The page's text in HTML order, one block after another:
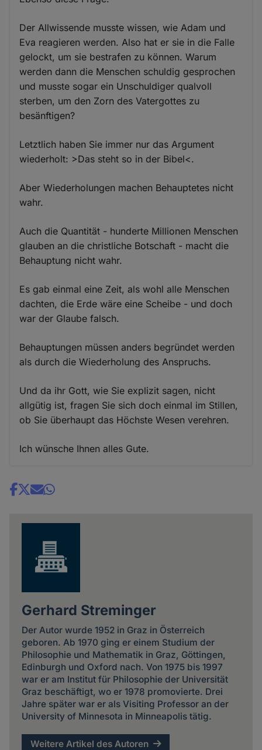
Der Allwissende musste wissen, wie Adam und
Eva reagieren werden. Also hat er sie in die Falle
gelockt, um sie bestrafen zu können. Warum
werden dann die Menschen schuldig gesprochen
und musste sogar ein Unschuldiger qualvoll
sterben, um den Zorn des Vatergottes zu
besänftigen?
Letztlich haben Sie immer nur das Argument
wiederholt: >Das steht so in der Bibel<.
Aber Wiederholungen machen Behauptetes nicht
wahr.
Auch die Quantität - hunderte Millionen Menschen
glauben an die christliche Botschaft - macht die
Behauptung nicht wahr.
Es gab einmal eine Zeit, als wohl alle Menschen
dachten, die Erde wäre eine Scheibe - und doch
war der Glaube falsch.
Behauptungen müssen anders begründet werden
als durch die Wiederholung des Anspruchs.
Und da ihr Gott, wie Sie explizit sagen, nicht
allgütig ist, fragen Sie sich doch einmal im Stillen,
ob Sie überhaupt das Höchste Wesen verehren.
Ich wünsche Ihnen alles Gute.
Share
Gerhard Streminger
Der Autor wurde 1952 in Graz in Österreich
geboren. Ab 1970 ging er einem Studium der
Philosophie und Mathematik in Graz, Göttingen,
Edinburgh und Oxford nach. Von 1975 bis 1997
war er am Institut für Philosophie der Universität
Graz beschäftigt, wo er 1978 promovierte. Drei
Jahre später war er als Visiting Professor an der
University of Minnesota in Minneapolis tätig.
Weitere Artikel des Autoren